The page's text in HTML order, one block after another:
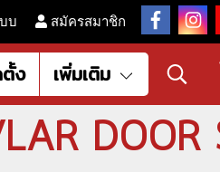
บ สมัครสมาชิก
ง เพิ่มเติม
DOOR